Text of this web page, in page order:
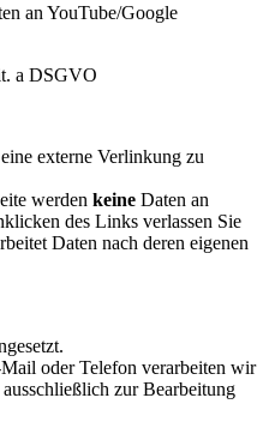
an YouTube/Google
a DSGVO
externe Verlinkung zu
werden keine Daten an
des Links verlassen Sie
Daten nach deren eigenen
oder Telefon verarbeiten wir
zur Bearbeitung